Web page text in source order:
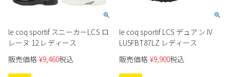
le coq sportif スニーカーLCS ロ
レーヌ 12 レディース
販売価格 ¥9,460税込
le coq sportif LCS デュアン IV
LU5FBT87LZ レディース
販売価格 ¥9,900税込